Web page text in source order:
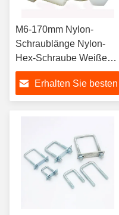
M6-170mm Nylon-
Schraublänge Nylon-
Hex-Schraube Weißes
Hexagonalkopf Isolierter
Kunststoffschraub
Erhalten Sie besten